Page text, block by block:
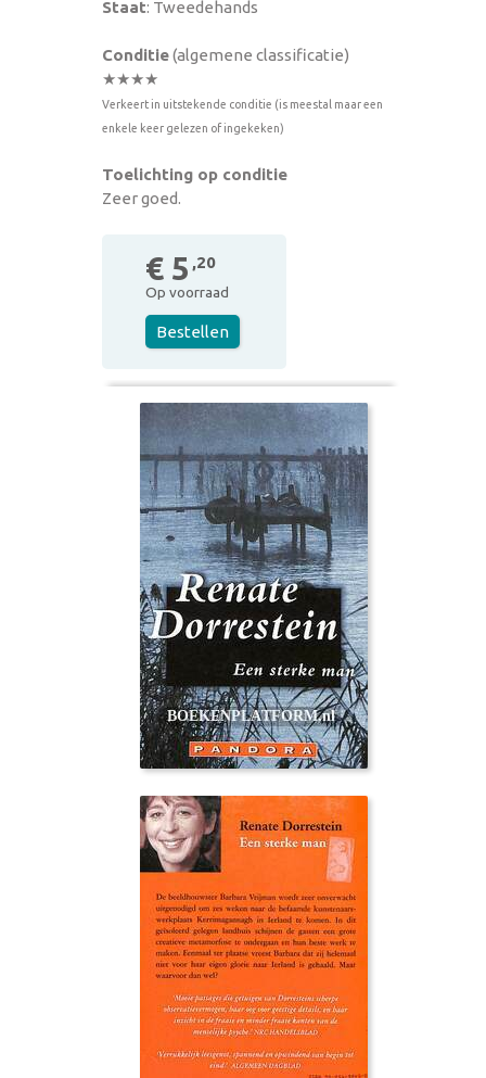
Staat: Tweedehands
Conditie(algemene classificatie)
★★★★
Verkeert in uitstekende conditie (is meestal maar een
enkele keer gelezen of ingekeken)
Toelichting op conditie
Zeer goed.
€ 5 ,20
Op voorraad
Bestellen